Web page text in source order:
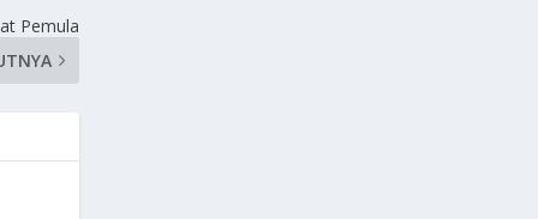
Pemula